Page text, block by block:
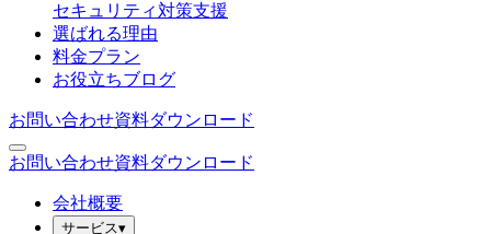
セキュリティ対策支援
選ばれる理由
料金プラン
お役立ちブログ
お問い合わせ資料ダウンロード
お問い合わせ資料ダウンロード
会社概要
サービス▾